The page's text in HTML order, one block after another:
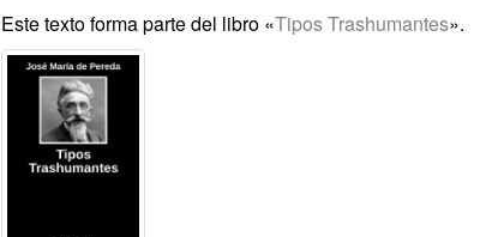
Este texto forma parte del libro «Tipos Trashumantes».